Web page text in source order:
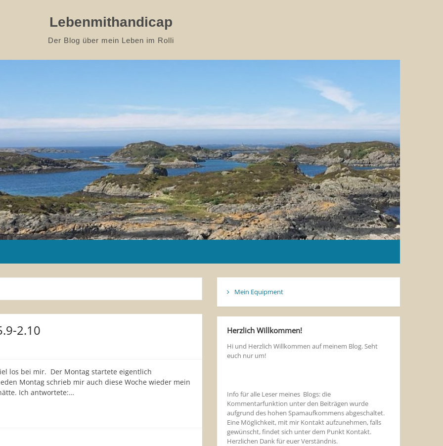
Lebenmithandicap
Der Blog über mein Leben im Rolli
2.10
los bei mir. Der Montag startete eigentlich
Montag schrieb mir auch diese Woche wieder mein
Ich antwortete:…
Mein Equipment
Herzlich Willkommen!
Hi und Herzlich Willkommen auf meinem Blog. Seht
euch nur um!
Info für alle Leser meines Blogs: die
Kommentarfunktion unter den Beiträgen wurde
aufgrund des hohen Spamaufkommens abgeschaltet.
Eine Möglichkeit, mit mir Kontakt aufzunehmen, falls
gewünscht, findet sich unter dem Punkt Kontakt.
Herzlichen Dank für euer Verständnis.